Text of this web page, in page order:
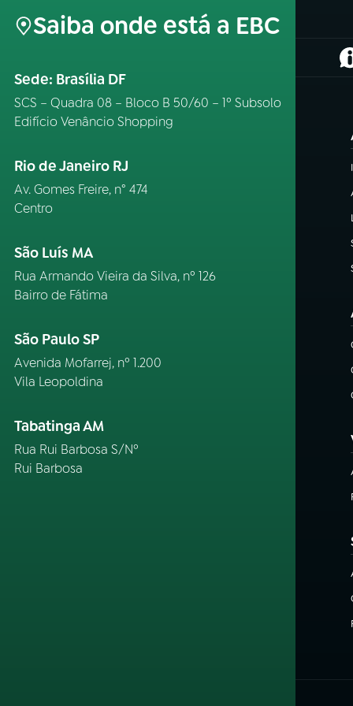
Saiba onde está a EBC
Sede: Brasília DF
SCS – Quadra 08 – Bloco B 50/60 – 1º Subsolo
Edifício Venâncio Shopping
Rio de Janeiro RJ
Av. Gomes Freire, n° 474
Centro
São Luís MA
Rua Armando Vieira da Silva, nº 126
Bairro de Fátima
São Paulo SP
Avenida Mofarrej, nº 1.200
Vila Leopoldina
Tabatinga AM
Rua Rui Barbosa S/Nº
Rui Barbosa